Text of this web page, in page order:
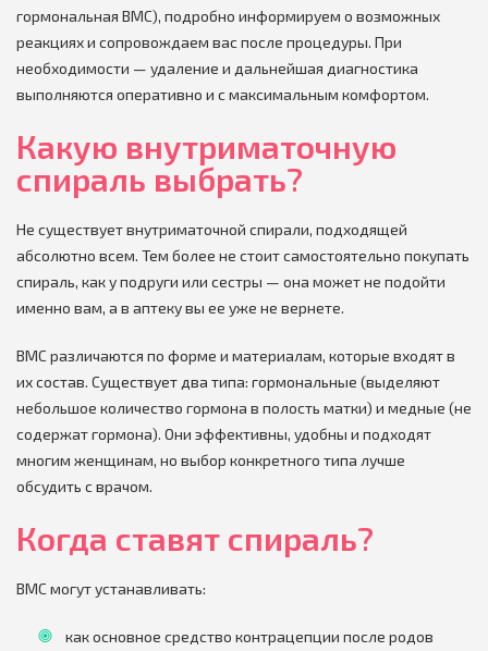
гормональная ВМС), подробно информируем о возможных
реакциях и сопровождаем вас после процедуры. При
необходимости — удаление и дальнейшая диагностика
выполняются оперативно и с максимальным комфортом.
Какую внутриматочную
спираль выбрать?
Не существует внутриматочной спирали, подходящей
абсолютно всем. Тем более не стоит самостоятельно покупать
спираль, как у подруги или сестры — она может не подойти
именно вам, а в аптеку вы ее уже не вернете.
ВМС различаются по форме и материалам, которые входят в
их состав. Существует два типа: гормональные (выделяют
небольшое количество гормона в полость матки) и медные (не
содержат гормона). Они эффективны, удобны и подходят
многим женщинам, но выбор конкретного типа лучше
обсудить с врачом.
Когда ставят спираль?
ВМС могут устанавливать:
как основное средство контрацепции после родов